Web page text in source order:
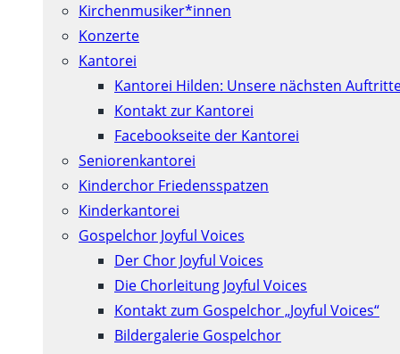
Kirchenmusiker*innen
Konzerte
Kantorei
Kantorei Hilden: Unsere nächsten
Kontakt zur Kantorei
Facebookseite der Kantorei
Seniorenkantorei
Kinderchor Friedensspatzen
Kinderkantorei
Gospelchor Joyful Voices
Der Chor Joyful Voices
Die Chorleitung Joyful Voices
Kontakt zum Gospelchor „Joyful Voices“
Bildergalerie Gospelchor